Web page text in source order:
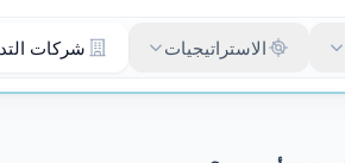
الاستراتيجيات شركات